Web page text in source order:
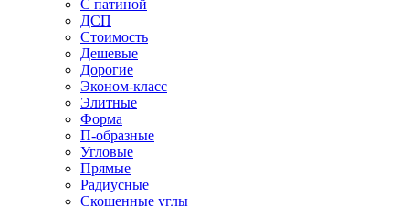
С патиной
ДСП
Стоимость
Дешевые
Дорогие
Эконом-класс
Элитные
Форма
П-образные
Угловые
Прямые
Радиусные
Скошенные углы